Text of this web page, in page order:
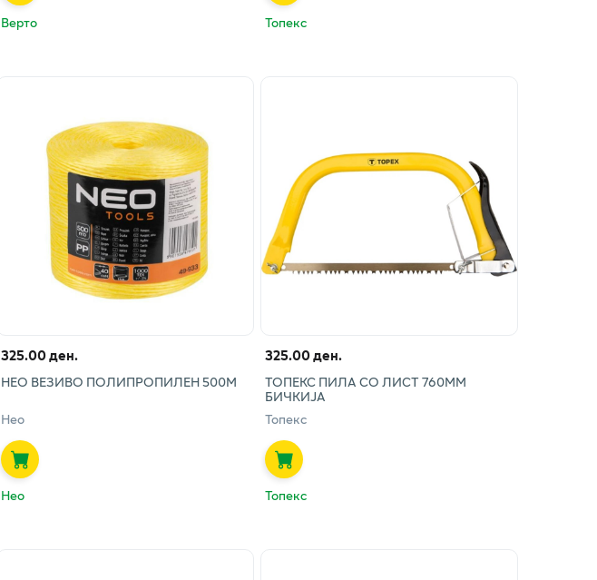
Верто Топекс
325.00 ден.
НЕО ВЕЗИВО ПОЛИПРОПИЛЕН 500М
Нео
Нео
325.00 ден.
ТОПЕКС ПИЛА СО ЛИСТ 760ММ
БИЧКИЈА
Топекс
Топекс